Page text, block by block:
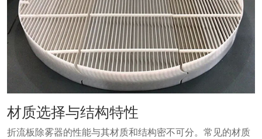
材质选择与结构特性
折流板除雾器的性能与其材质和结构密不可分。常见的材质